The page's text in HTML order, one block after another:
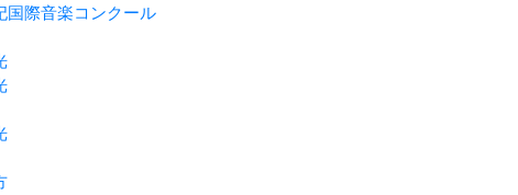
国際音楽コンクール